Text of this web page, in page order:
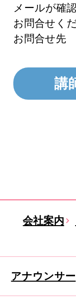
メールが確
お問合せく
お問合せ先
講
会社案内
アナウンサー